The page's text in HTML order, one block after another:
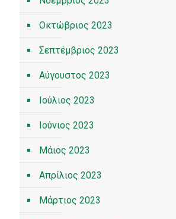
Οκτώβριος 2023
Σεπτέμβριος 2023
Αύγουστος 2023
Ιούλιος 2023
Ιούνιος 2023
Μάιος 2023
Απρίλιος 2023
Μάρτιος 2023